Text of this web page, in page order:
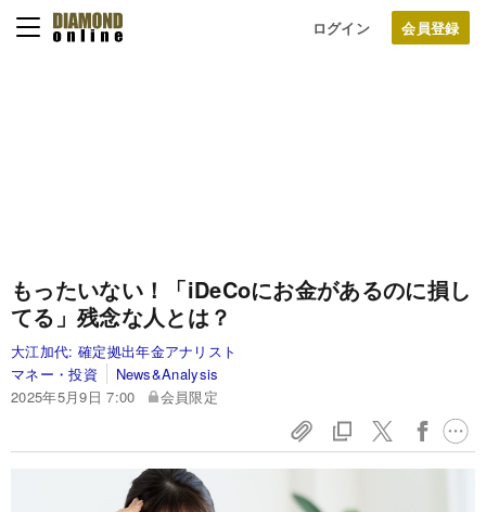
ログイン
もったいない！「iDeCoにお金があるのに損し
てる」残念な人とは？
大江加代: 確定拠出年金アナリスト
マネー・投資
News&Analysis
2025年5月9日 7:00
会員限定